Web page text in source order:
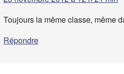
Toujours la même classe, même
Répondre